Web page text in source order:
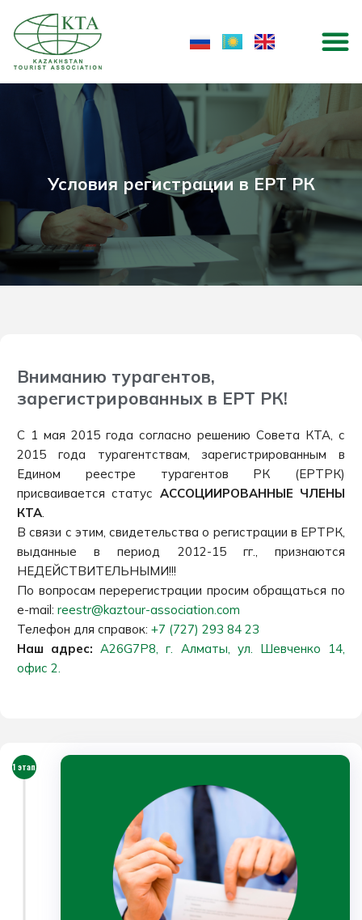
содержимому
Условия регистрации в ЕРТ РК
Вниманию турагентов,
зарегистрированных в ЕРТ РК!
С 1 мая 2015 года согласно решению Совета КТА, с
2015 года турагентствам, зарегистрированным в
Едином реестре турагентов РК (ЕРТРК)
присваивается статус АССОЦИИРОВАННЫЕ ЧЛЕНЫ
КТА
В связи с этим, свидетельства о регистрации в ЕРТРК,
выданные в период 2012-15 гг., признаются
НЕДЕЙСТВИТЕЛЬНЫМИ!!!
По вопросам перерегистрации просим обращаться по
e-mail: reestr@kaztour-association.com
Телефон для справок: +7 (727) 293 84 23
Наш адрес: A26G7P8, г. Алматы, ул. Шевченко 14,
офис 2.
1 этап